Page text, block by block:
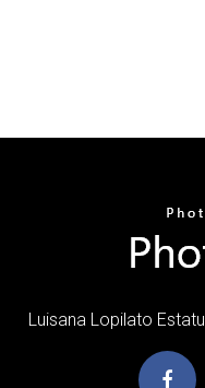
Luisana Lopilato